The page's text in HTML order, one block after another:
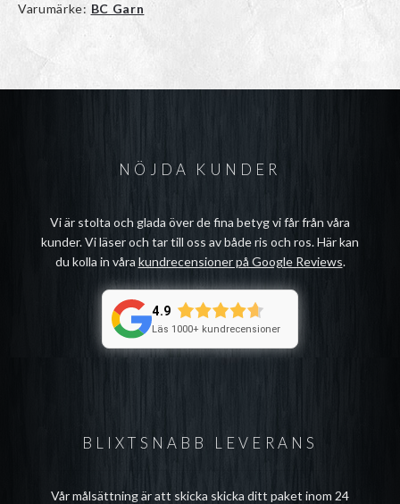
Varumärke: BC Garn
BLIXTSNABB LEVERANS
Vår målsättning är att skicka skicka ditt paket inom 24
NÖJDA KUNDER
Vi är stolta och glada över de fina betyg vi får från våra
kunder. Vi läser och tar till oss av både ris och ros. Här kan
du kolla in våra kundrecensioner på Google Reviews.
4.9
Läs 1000+ kundrecensioner